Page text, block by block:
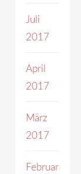
Juli
2017
April
2017
März
2017
Februar